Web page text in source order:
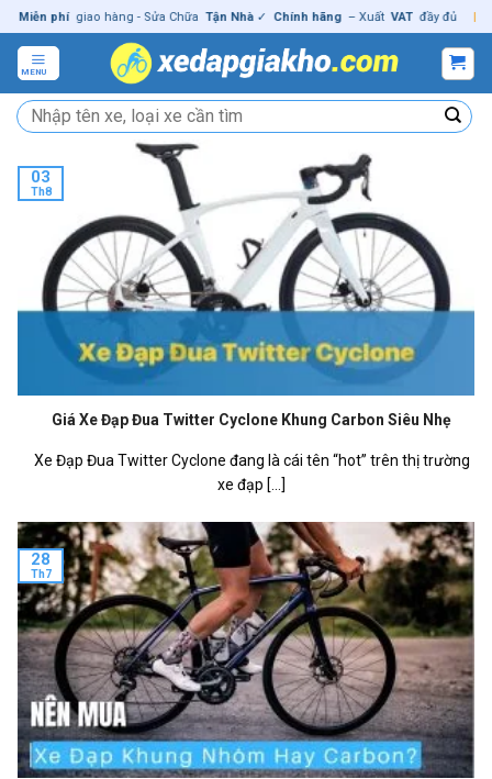
Skip
to
content
phí giao hàng - Sửa Chữa Tận Nhà ✓ Chính hãng – Xuất VAT đầy đủ | 🚚
MENU
Tìm
kiếm:
Giá Xe Đạp Đua Twitter Cyclone Khung Carbon Siêu Nhẹ
Xe Đạp Đua Twitter Cyclone đang là cái tên “hot” trên thị trường
xe đạp [...]
03
Th8
28
Th7